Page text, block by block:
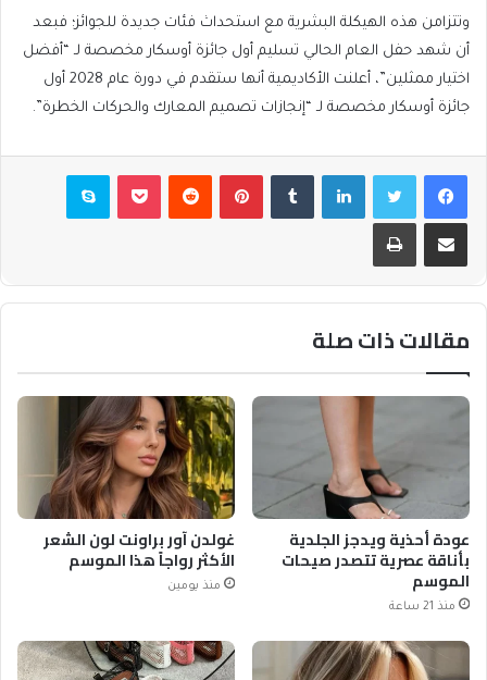
وتتزامن هذه الهيكلة البشرية مع استحداث فئات جديدة للجوائز؛ فبعد
أن شهد حفل العام الحالي تسليم أول جائزة أوسكار مخصصة لـ “أفضل
اختيار ممثلين”، أعلنت الأكاديمية أنها ستقدم في دورة عام 2028 أول
جائزة أوسكار مخصصة لـ “إنجازات تصميم المعارك والحركات الخطرة”.
فيسبوكتويتر لينكدإن بينتيريست بوكيت سكايب
مشاركة عبر البريد طباعة
مقالات ذات صلة
عودة أحذية ويدجز الجلدية
بأناقة عصرية تتصدر صيحات
الموسم
منذ 21 ساعة
غولدن آور براونت لون الشعر
الأكثر رواجاً هذا الموسم
منذ يومين